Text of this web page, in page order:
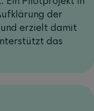
der
erzielt damit
das